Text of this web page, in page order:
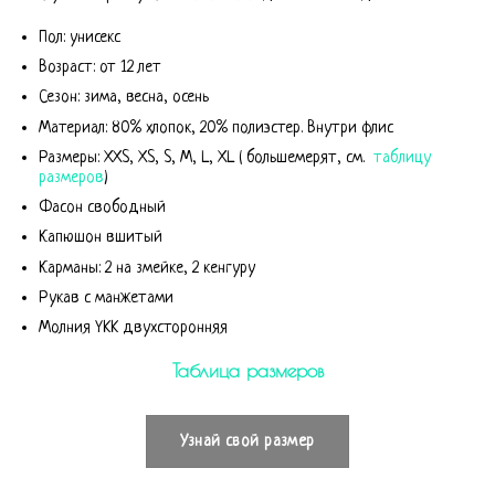
Пол: унисекс
Возраст: от 12 лет
Сезон: зима, весна, осень
Материал: 80% хлопок, 20% полиэстер. Внутри флис
Размеры: XXS, XS, S, M, L, XL ( большемерят, см. таблицу
размеров)
Фасон свободный
Капюшон вшитый
Карманы: 2 на змейке, 2 кенгуру
Рукав с манжетами
Молния YKK двухсторонняя
Таблица размеров
Узнай свой размер